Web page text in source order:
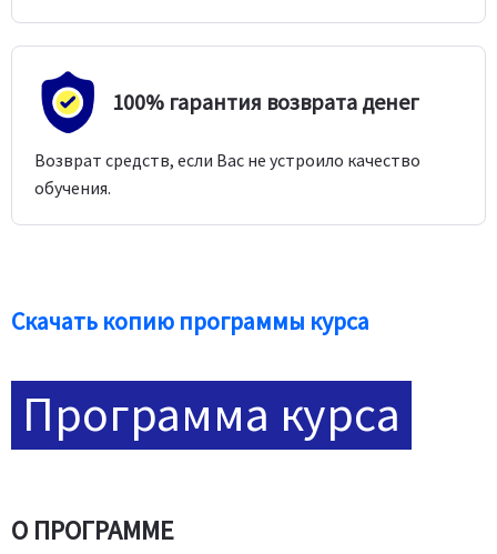
100% гарантия возврата денег
Возврат средств, если Вас не устроило качество
обучения.
Скачать копию программы курса
Программа курса
О ПРОГРАММЕ